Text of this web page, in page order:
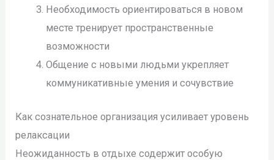
Необходимость ориентироваться в новом
месте тренирует пространственные
возможности
Общение с новыми людьми укрепляет
коммуникативные умения и сочувствие
Как сознательное организация усиливает уровень
релаксации
Неожиданность в отдыхе содержит особую